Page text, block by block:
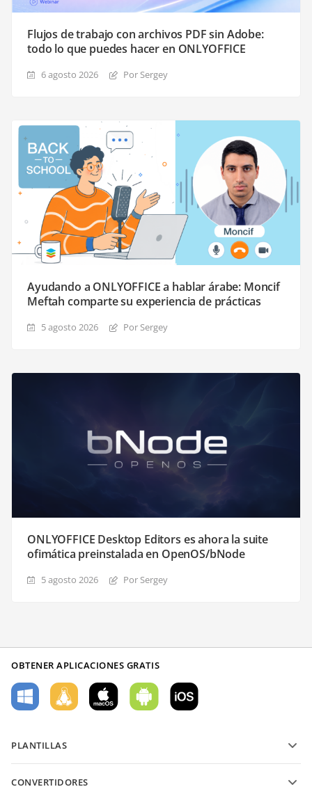
Flujos de trabajo con archivos PDF sin Adobe:
todo lo que puedes hacer en ONLYOFFICE
6 agosto 2026 Por Sergey
Ayudando a ONLYOFFICE a hablar árabe: Moncif
Meftah comparte su experiencia de prácticas
5 agosto 2026 Por Sergey
ONLYOFFICE Desktop Editors es ahora la suite
ofimática preinstalada en OpenOS/bNode
5 agosto 2026 Por Sergey
OBTENER APLICACIONES GRATIS
PLANTILLAS
Plantillas de documentos de texto
CONVERTIDORES